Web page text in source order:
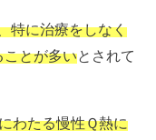
特に治療をしなく
ことが多いとされて
わたる慢性Ｑ熱に